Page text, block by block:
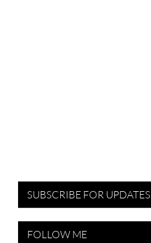
SUBSCRIBE FOR UPDATES
FOLLOW ME